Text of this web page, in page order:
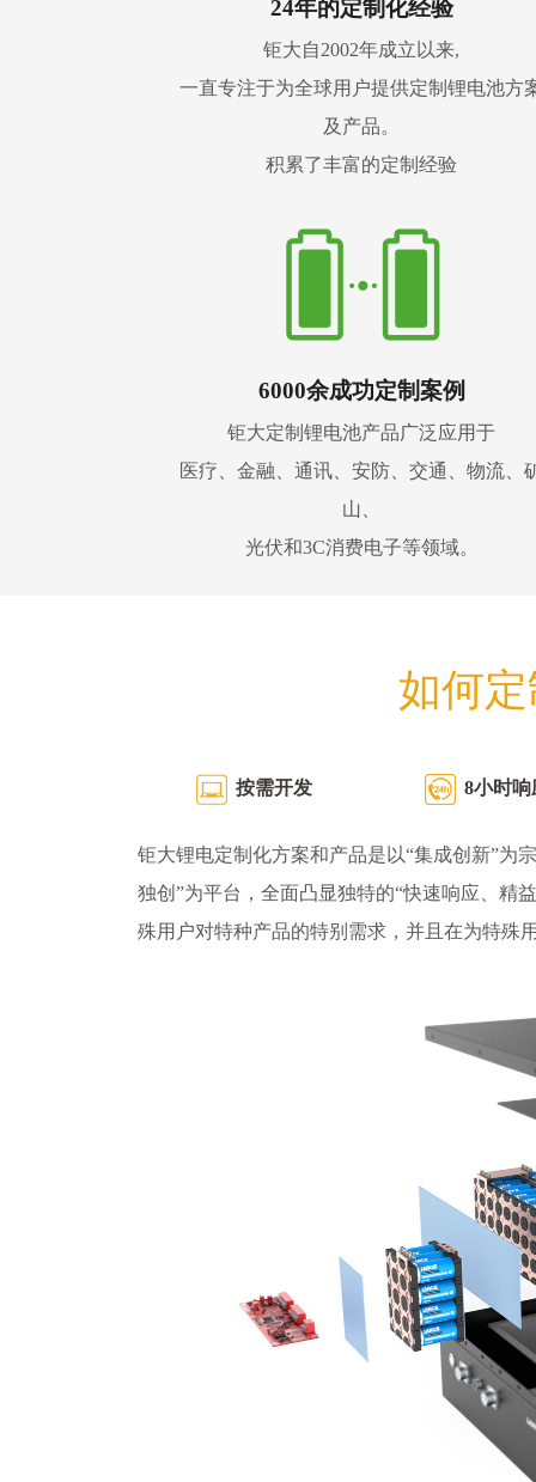
24年的定制化经验
钜大自2002年成立以来,
一直专注于为全球用户提供定制锂电池方
及产品。
积累了丰富的定制经验
6000余成功定制案例
钜大定制锂电池产品广泛应用于
医疗、金融、通讯、安防、交通、物流、
山、
光伏和3C消费电子等领域。
如何
按需开发 8小时响
钜大锂电定制化方案和产品是以“集成创新”为
独创”为平台，全面凸显独特的“快速响应、精
殊用户对特种产品的特别需求，并且在为特殊